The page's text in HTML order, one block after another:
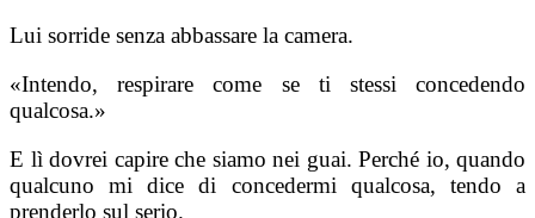
Lui sorride senza abbassare la camera.
«Intendo, respirare come se ti stessi concedendo
qualcosa.»
E lì dovrei capire che siamo nei guai. Perché io, quando
qualcuno mi dice di concedermi qualcosa, tendo a
prenderlo sul serio.